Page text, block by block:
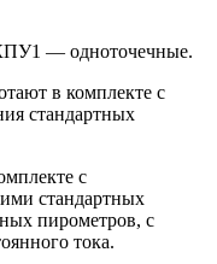
— одноточечные.
в комплекте с
стандартных
с
стандартных
пирометров, с
тока.